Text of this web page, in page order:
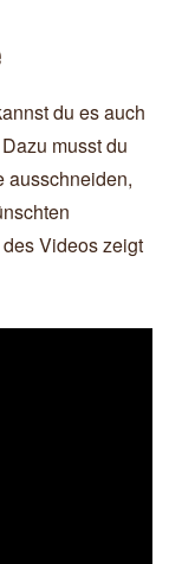
du es auch
musst du
ausschneiden,
Videos zeigt